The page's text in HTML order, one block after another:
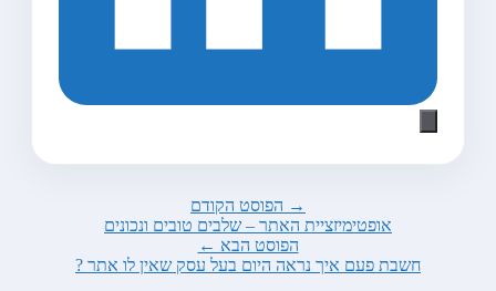
→ הפוסט הקודם
אופטימיזציית האתר – שלבים טובים ונכונים
הפוסט הבא ←
חשבת פעם איך נראה היום בעל עסק שאין לו אתר ?